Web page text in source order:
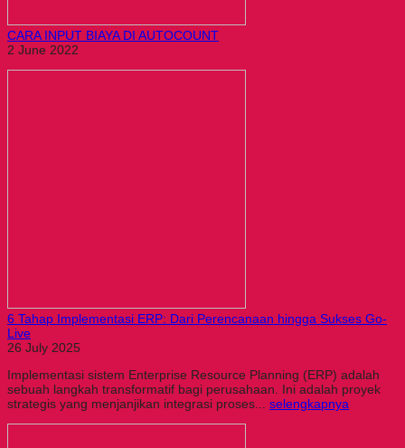
CARA INPUT BIAYA DI AUTOCOUNT
2 June 2022
6 Tahap Implementasi ERP: Dari Perencanaan hingga Sukses Go-
Live
26 July 2025
Implementasi sistem Enterprise Resource Planning (ERP) adalah
sebuah langkah transformatif bagi perusahaan. Ini adalah proyek
strategis yang menjanjikan integrasi proses... selengkapnya